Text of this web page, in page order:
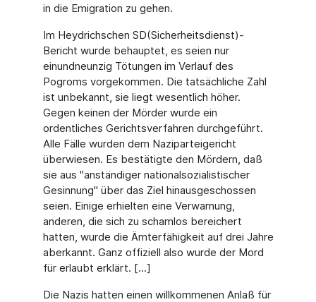
in die Emigration zu gehen.
Im Heydrichschen SD(Sicherheitsdienst)-
Bericht wurde behauptet, es seien nur
einundneunzig Tötungen im Verlauf des
Pogroms vorgekommen. Die tatsächliche Zahl
ist unbekannt, sie liegt wesentlich höher.
Gegen keinen der Mörder wurde ein
ordentliches Gerichtsverfahren durchgeführt.
Alle Fälle wurden dem Naziparteigericht
überwiesen. Es bestätigte den Mördern, daß
sie aus "anständiger nationalsozialistischer
Gesinnung" über das Ziel hinausgeschossen
seien. Einige erhielten eine Verwarnung,
anderen, die sich zu schamlos bereichert
hatten, wurde die Ämterfähigkeit auf drei Jahre
aberkannt. Ganz offiziell also wurde der Mord
für erlaubt erklärt. [...]
Die Nazis hatten einen willkommenen Anlaß für